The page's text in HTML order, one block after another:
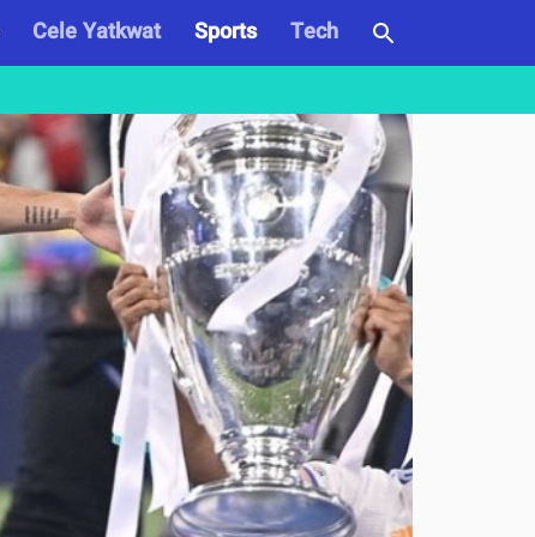
Cele Yatkwat Sports
Tech